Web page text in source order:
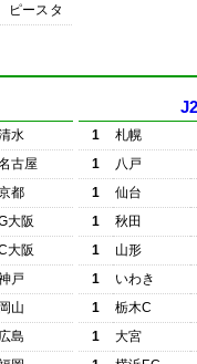
ピースタ
水
古屋
都
大阪
大阪
戸
岡山
広島
1
札幌
1
八戸
1
仙台
1
秋田
1
山形
1
いわき
1
栃木C
1
大宮